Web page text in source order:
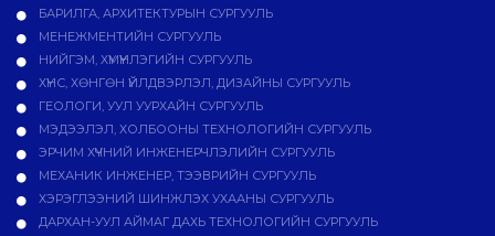
БАРИЛГА, АРХИТЕКТУРЫН СУРГУУЛЬ
МЕНЕЖМЕНТИЙН СУРГУУЛЬ
НИЙГЭМ, ХҮМҮҮНЛЭГИЙН СУРГУУЛЬ
ХҮНС, ХӨНГӨН ҮЙЛДВЭРЛЭЛ, ДИЗАЙНЫ СУРГУУЛЬ
ГЕОЛОГИ, УУЛ УУРХАЙН СУРГУУЛЬ
МЭДЭЭЛЭЛ, ХОЛБООНЫ ТЕХНОЛОГИЙН СУРГУУЛЬ
ЭРЧИМ ХҮЧНИЙ ИНЖЕНЕРЧЛЭЛИЙН СУРГУУЛЬ
МЕХАНИК ИНЖЕНЕР, ТЭЭВРИЙН СУРГУУЛЬ
ХЭРЭГЛЭЭНИЙ ШИНЖЛЭХ УХААНЫ СУРГУУЛЬ
ДАРХАН-УУЛ АЙМАГ ДАХЬ ТЕХНОЛОГИЙН СУРГУУЛЬ